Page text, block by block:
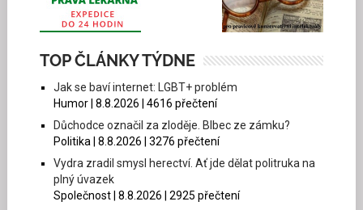
TOP ČLÁNKY TÝDNE
Jak se baví internet: LGBT+ problém
Humor | 8.8.2026 | 4616 přečtení
Důchodce označil za zloděje. Blbec ze zámku?
Politika | 8.8.2026 | 3276 přečtení
Vydra zradil smysl herectví. Ať jde dělat politruka na
plný úvazek
Společnost | 8.8.2026 | 2925 přečtení